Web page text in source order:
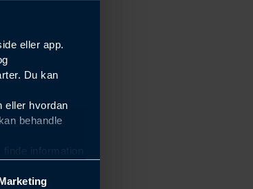
eller app.
Du kan
eller hvordan
behandle
information